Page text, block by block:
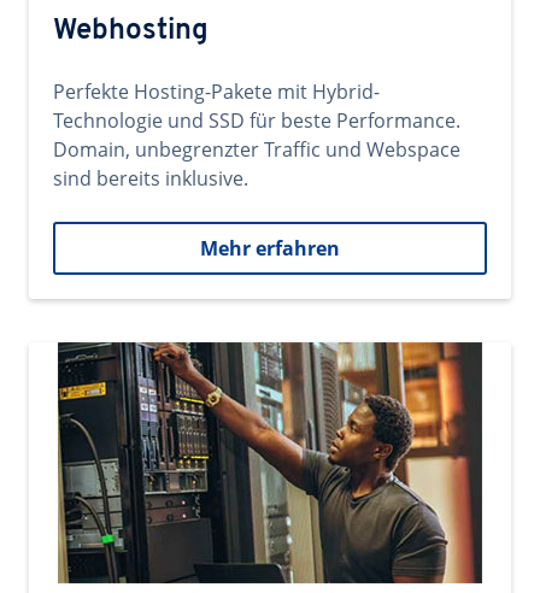
Webhosting
Perfekte Hosting-Pakete mit Hybrid-
Technologie und SSD für beste Performance.
Domain, unbegrenzter Traffic und Webspace
sind bereits inklusive.
Mehr erfahren